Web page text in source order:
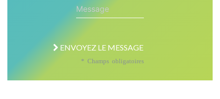
Message
ENVOYEZ LE MESSAGE
* Champs obligatoires